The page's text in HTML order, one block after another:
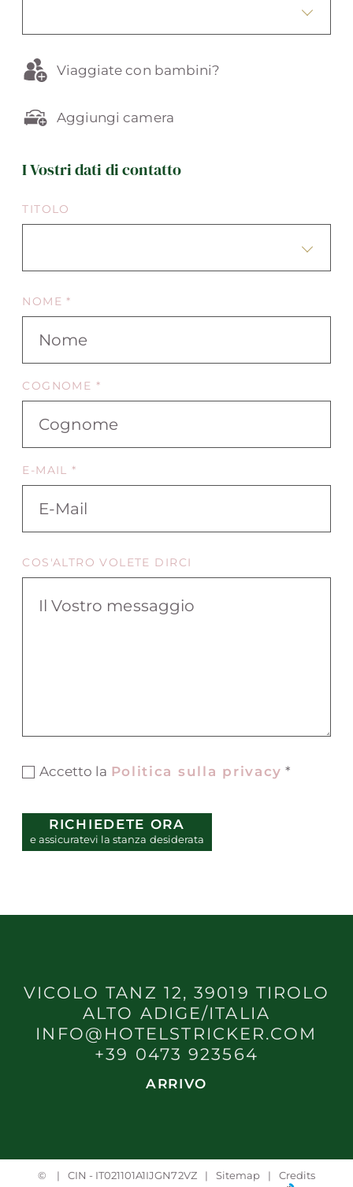
Viaggiate con bambini?
Aggiungi camera
I Vostri dati di contatto
TITOLO
NOME *
COGNOME *
E-MAIL *
COS'ALTRO VOLETE DIRCI
Accetto la Politica sulla privacy *
RICHIEDETE ORA
e assicuratevi la stanza desiderata
VICOLO TANZ 12, 39019 TIROLO
ALTO ADIGE/ITALIA
INFO@HOTELSTRICKER.COM
+39 0473 923564
ARRIVO
© CIN - IT021101A1IJGN72VZ Sitemap
Credits